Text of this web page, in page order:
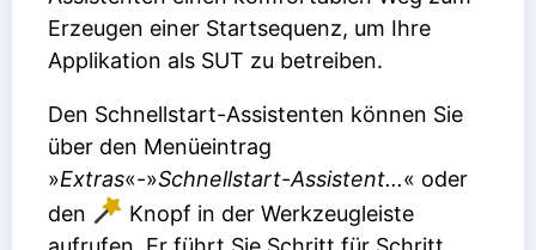
Erzeugen einer Startsequenz, um Ihre
Applikation als SUT zu betreiben.
Den Schnellstart-Assistenten können Sie
über den Menüeintrag
»Extras«-»Schnellstart-Assistent...« oder
den
Knopf in der Werkzeugleiste